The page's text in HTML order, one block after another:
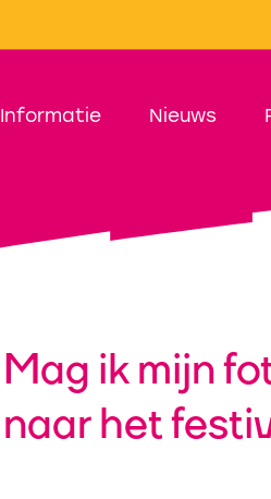
Informatie Nieuws
Mag ik mijn
naar het